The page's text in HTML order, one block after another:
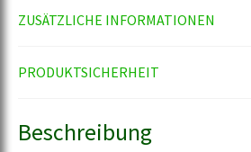
ZUSÄTZLICHE INFORMATIONEN
PRODUKTSICHERHEIT
Beschreibung